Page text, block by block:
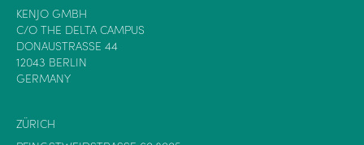
KENJO GMBH
C/O THE DELTA CAMPUS
DONAUSTRASSE 44
12043 BERLIN
GERMANY
ZÜRICH